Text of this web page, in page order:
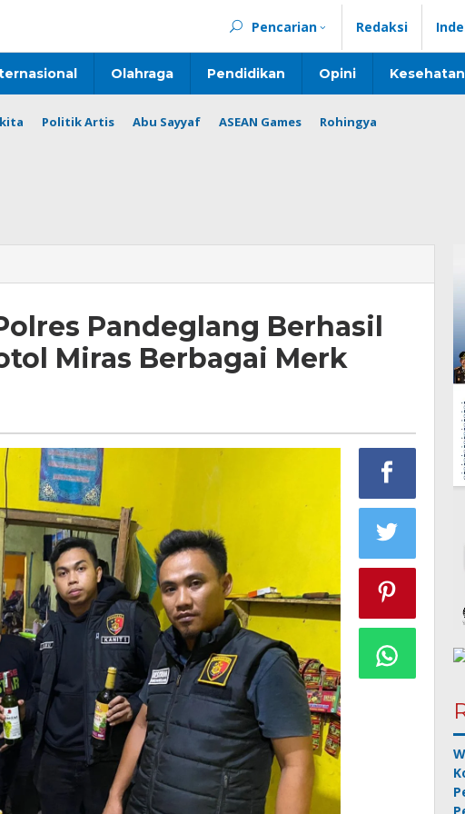
Pencarian Redaksi
Olahraga Pendidikan Opini Kesehatan
Politik Artis Abu Sayyaf ASEAN Games Rohingya
Pandeglang Berhasil
Miras Berbagai Merk